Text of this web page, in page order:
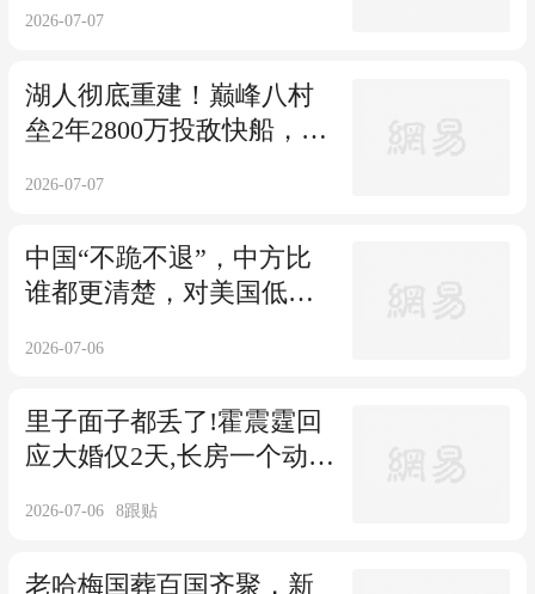
2026-07-07
湖人彻底重建！巅峰八村
垒2年2800万投敌快船，首
2026-07-07
中国“不跪不退”，中方比
谁都更清楚，对美国低头
2026-07-06
里子面子都丢了!霍震霆回
应大婚仅2天,长房一个动作
2026-07-06 8跟贴
老哈梅国葬百国齐聚，新